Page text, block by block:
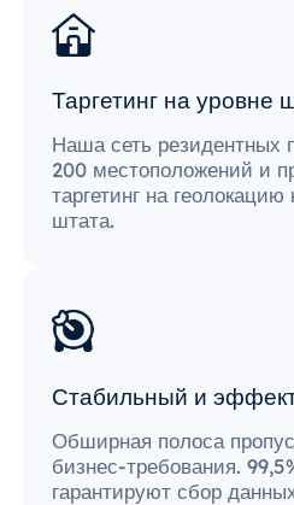
Таргетинг на уровне
Наша сеть резидентных
200 местоположений и
таргетинг на
штата.
Стабильный и
Обширная полоса
бизнес-требования.
гарантируют сбор